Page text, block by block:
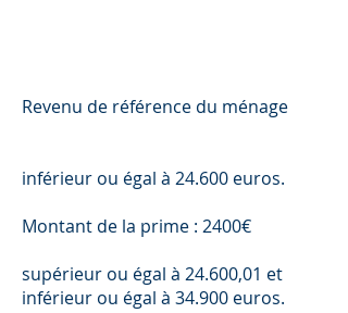
Revenu de référence du ménage
inférieur ou égal à 24.600 euros.
Montant de la prime : 2400€
supérieur ou égal à 24.600,01 et
inférieur ou égal à 34.900 euros.